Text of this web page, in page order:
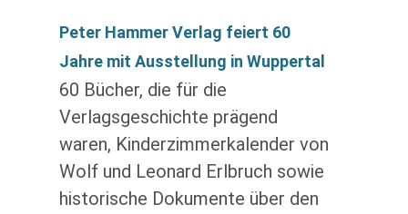
Peter Hammer Verlag feiert 60
Jahre mit Ausstellung in Wuppertal
60 Bücher, die für die
Verlagsgeschichte prägend
waren, Kinderzimmerkalender von
Wolf und Leonard Erlbruch sowie
historische Dokumente über den